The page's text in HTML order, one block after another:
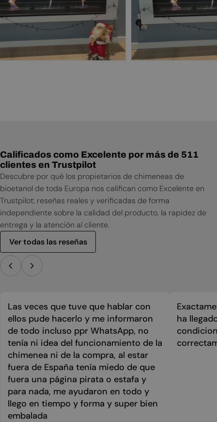
Calificados como Excelente por más de 511
clientes en Trustpilot
Descubre por qué los propietarios de chimeneas de
bioetanol de toda Europa nos califican como Excelente en
Trustpilot: reseñas reales y verificadas de forma
independiente sobre la calidad del producto, la rapidez de
entrega y la atención al cliente.
Ver todas las reseñas
Las veces que tuve que hablar con
ellos pude hacerlo y me informaron
de todo incluso ppr WhatsApp, no
tenía ni idea del funcionamiento de la
chimenea ni de la compra, al estar
fuera de España tenía miedo de que
fuera una página pirata o estafa y
para nada, me ayudaron en todo y
llego en tiempo y forma y super bien
embalada
ha